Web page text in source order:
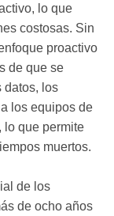
lo que
costosas. Sin
proactivo
de que se
datos, los
los equipos de
lo que permite
muertos.
de los
de ocho años